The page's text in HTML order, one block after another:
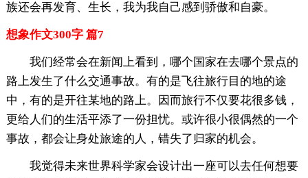
族还会再发育、生长，我为我自己感到骄傲和自豪。
想象作文300字 篇7
我们经常会在新闻上看到，哪个国家在去哪个景点的
路上发生了什么交通事故。有的是飞往旅行目的地的途
中，有的是开往某地的路上。因而旅行不仅要花很多钱，
更给人们的生活平添了一份担忧。或许很小很偶然的一个
事故，都会让身处旅途的人，错失了归家的机会。
我觉得未来世界科学家会设计出一座可以去任何想要